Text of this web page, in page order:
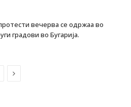
вечерва се одржаа во
градови во Бугарија.
Next